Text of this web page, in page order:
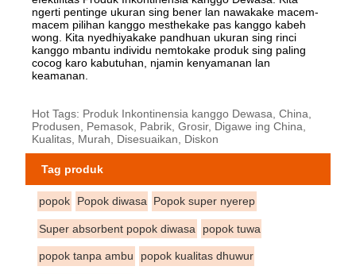
ngerti pentinge ukuran sing bener lan nawakake macem-
macem pilihan kanggo mesthekake pas kanggo kabeh
wong. Kita nyedhiyakake pandhuan ukuran sing rinci
kanggo mbantu individu nemtokake produk sing paling
cocog karo kabutuhan, njamin kenyamanan lan
keamanan.
Hot Tags: Produk Inkontinensia kanggo Dewasa, China,
Produsen, Pemasok, Pabrik, Grosir, Digawe ing China,
Kualitas, Murah, Disesuaikan, Diskon
Tag produk
popok Popok diwasa Popok super nyerep
Super absorbent popok diwasa popok tuwa
popok tanpa ambu popok kualitas dhuwur